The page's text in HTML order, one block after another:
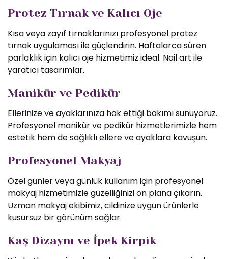
Protez Tırnak ve Kalıcı Oje
Kısa veya zayıf tırnaklarınızı profesyonel protez
tırnak uygulaması ile güçlendirin. Haftalarca süren
parlaklık için kalıcı oje hizmetimiz ideal. Nail art ile
yaratıcı tasarımlar.
Manikür ve Pedikür
Ellerinize ve ayaklarınıza hak ettiği bakımı sunuyoruz.
Profesyonel manikür ve pedikür hizmetlerimizle hem
estetik hem de sağlıklı ellere ve ayaklara kavuşun.
Profesyonel Makyaj
Özel günler veya günlük kullanım için profesyonel
makyaj hizmetimizle güzelliğinizi ön plana çıkarın.
Uzman makyaj ekibimiz, cildinize uygun ürünlerle
kusursuz bir görünüm sağlar.
Kaş Dizaynı ve İpek Kirpik